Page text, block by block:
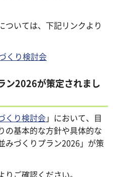
ついては、下記リンクより
くり検討会
ン2026が策定されまし
くり検討会」において、目
の基本的な方針や具体的な
みづくりプラン2026」が策
ご確認ください。